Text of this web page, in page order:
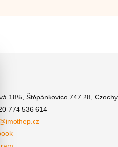
18/5, Štěpánkovice 747 28, Czechy
774 536 614